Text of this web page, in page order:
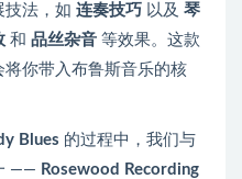
技法，如 连奏技巧 以及 琴
和 品丝杂音 等效果。这款
你带入布鲁斯音乐的核
Blues 的过程中，我们与
—— Rosewood Recording